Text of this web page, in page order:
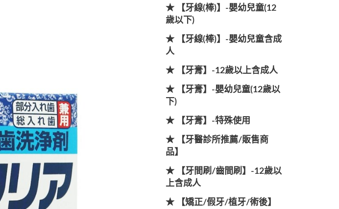
★ 【牙線(棒)】-嬰幼兒童(12
歲以下)
★ 【牙線(棒)】-嬰幼兒童含成
人
★ 【牙膏】-12歲以上含成人
★ 【牙膏】-嬰幼兒童(12歲以
下)
★ 【牙膏】-特殊使用
★ 【牙醫診所推薦/販售商
品】
★ 【牙間刷/齒間刷】-12歲以
上含成人
★ 【矯正/假牙/植牙/術後】